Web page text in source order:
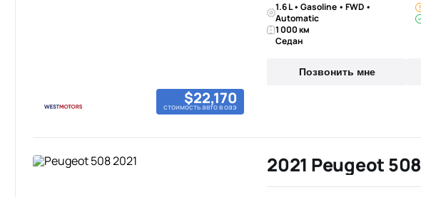
$22,170
стоимость авто в оаэ
1.6 L • Gasoline • FWD •
Automatic
1 000 км
Седан
Позвонить мне
2021 Peugeot 508